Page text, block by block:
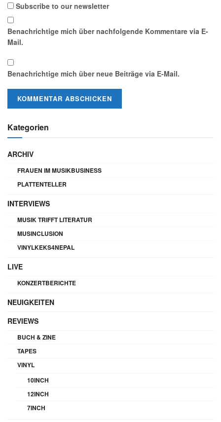
Subscribe to our newsletter
Benachrichtige mich über nachfolgende Kommentare via E-
Mail.
Benachrichtige mich über neue Beiträge via E-Mail.
Kategorien
ARCHIV
FRAUEN IM MUSIKBUSINESS
PLATTENTELLER
INTERVIEWS
MUSIK TRIFFT LITERATUR
MUSINCLUSION
VINYLKEKS4NEPAL
LIVE
KONZERTBERICHTE
NEUIGKEITEN
REVIEWS
BUCH & ZINE
TAPES
VINYL
10INCH
12INCH
7INCH